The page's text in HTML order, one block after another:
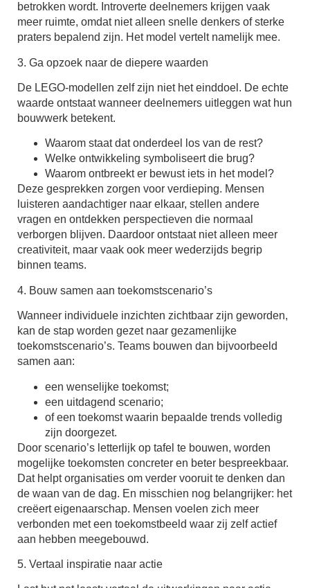
betrokken wordt. Introverte deelnemers krijgen vaak
meer ruimte, omdat niet alleen snelle denkers of sterke
praters bepalend zijn. Het model vertelt namelijk mee.
3. Ga opzoek naar de diepere waarden
De LEGO-modellen zelf zijn niet het einddoel. De echte
waarde ontstaat wanneer deelnemers uitleggen wat hun
bouwwerk betekent.
Waarom staat dat onderdeel los van de rest?
Welke ontwikkeling symboliseert die brug?
Waarom ontbreekt er bewust iets in het model?
Deze gesprekken zorgen voor verdieping. Mensen
luisteren aandachtiger naar elkaar, stellen andere
vragen en ontdekken perspectieven die normaal
verborgen blijven. Daardoor ontstaat niet alleen meer
creativiteit, maar vaak ook meer wederzijds begrip
binnen teams.
4. Bouw samen aan toekomstscenario’s
Wanneer individuele inzichten zichtbaar zijn geworden,
kan de stap worden gezet naar gezamenlijke
toekomstscenario’s. Teams bouwen dan bijvoorbeeld
samen aan:
een wenselijke toekomst;
een uitdagend scenario;
of een toekomst waarin bepaalde trends volledig
zijn doorgezet.
Door scenario’s letterlijk op tafel te bouwen, worden
mogelijke toekomsten concreter en beter bespreekbaar.
Dat helpt organisaties om verder vooruit te denken dan
de waan van de dag. En misschien nog belangrijker: het
creëert eigenaarschap. Mensen voelen zich meer
verbonden met een toekomstbeeld waar zij zelf actief
aan hebben meegebouwd.
5. Vertaal inspiratie naar actie